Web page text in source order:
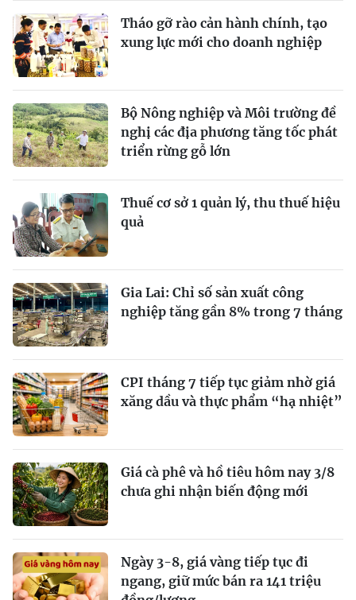
Tháo gỡ rào cản hành chính, tạo
xung lực mới cho doanh nghiệp
Bộ Nông nghiệp và Môi trường đề
nghị các địa phương tăng tốc phát
triển rừng gỗ lớn
Thuế cơ sở 1 quản lý, thu thuế hiệu
quả
Gia Lai: Chỉ số sản xuất công
nghiệp tăng gần 8% trong 7 tháng
CPI tháng 7 tiếp tục giảm nhờ giá
xăng dầu và thực phẩm “hạ nhiệt”
Giá cà phê và hồ tiêu hôm nay 3/8
chưa ghi nhận biến động mới
Ngày 3-8, giá vàng tiếp tục đi
ngang, giữ mức bán ra 141 triệu